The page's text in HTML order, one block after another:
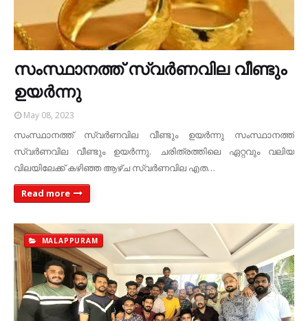
സംസ്ഥാനത്ത് സ്വർണവില വീണ്ടും
ഉയർന്നു
May 08, 2023
സംസ്ഥാനത്ത് സ്വർണവില വീണ്ടും ഉയർന്നു സംസ്ഥാനത്ത്
സ്വർണവില വീണ്ടും ഉയർന്നു. ചരിത്രത്തിലെ ഏറ്റവും വലിയ
വിലയിലേക്ക് കഴിഞ്ഞ ആഴ്‌ച സ്വർണവില എത…
Read more
MALAPPURAM